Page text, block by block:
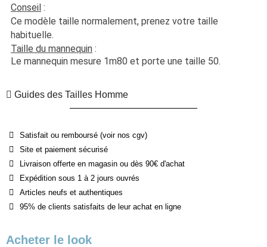
Conseil :
Ce modèle taille normalement, prenez votre taille
habituelle.
Taille du mannequin :
Le mannequin mesure 1m80 et porte une taille 50.
Guides des Tailles Homme
Satisfait ou remboursé (voir nos cgv)
Site et paiement sécurisé
Livraison offerte en magasin ou dès 90€ d'achat
Expédition sous 1 à 2 jours ouvrés
Articles neufs et authentiques
95% de clients satisfaits de leur achat en ligne
Acheter le look